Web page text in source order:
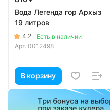
Вода Легенда гор Архыз
19 литров
4.2
Есть в наличии
Арт. 0012498
В корзину